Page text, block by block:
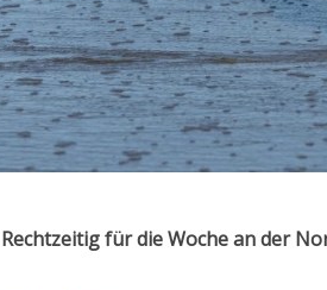
Rechtzeitig für die Woche an der